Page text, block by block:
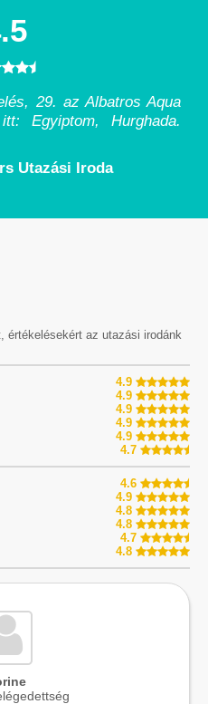
29. az Albatros Aqua
Egyiptom, Hurghada.
Utazási Iroda
értékelésekért az utazási irodánk
4.9
4.9
4.9
4.9
4.9
4.7
4.6
4.9
4.8
4.8
4.7
4.8